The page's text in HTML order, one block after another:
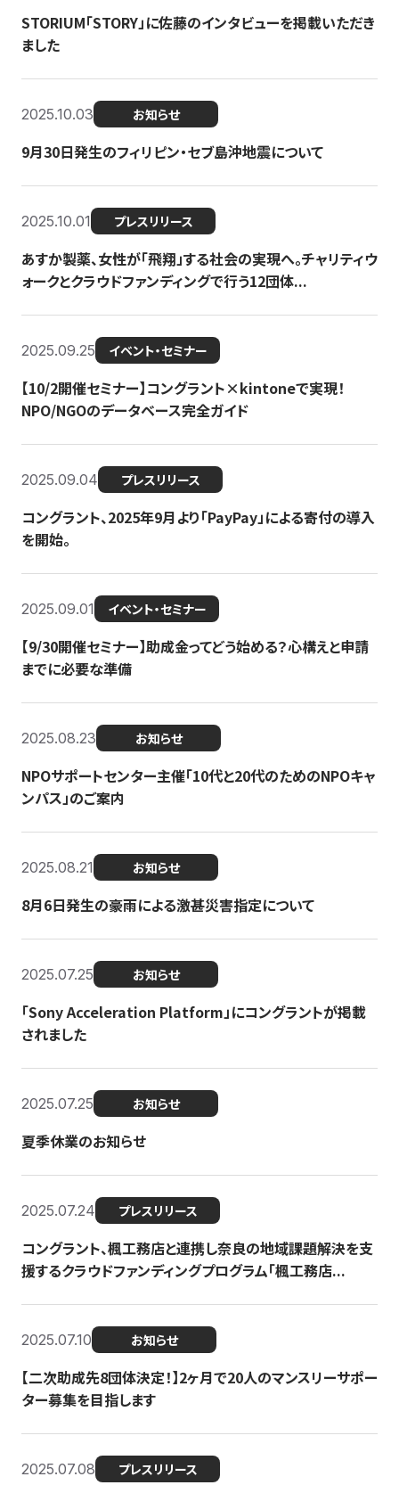
STORIUM「STORY」に佐藤のインタビューを掲載いただき
ました
2025.10.03 お知らせ
9月30日発生のフィリピン・セブ島沖地震について
2025.10.01 プレスリリース
あすか製薬、女性が「飛翔」する社会の実現へ。チャリティウ
ォークとクラウドファンディングで行う12団体...
2025.09.25 イベント・セミナー
【10/2開催セミナー】コングラント×kintoneで実現！
NPO/NGOのデータベース完全ガイド
2025.09.04 プレスリリース
コングラント、2025年9月より「PayPay」による寄付の導入
を開始。
2025.09.01 イベント・セミナー
【9/30開催セミナー】助成金ってどう始める？心構えと申請
までに必要な準備
2025.08.23 お知らせ
NPOサポートセンター主催「10代と20代のためのNPOキャ
ンパス」のご案内
2025.08.21 お知らせ
8月6日発生の豪雨による激甚災害指定について
2025.07.25 お知らせ
「Sony Acceleration Platform」にコングラントが掲載
されました
2025.07.25 お知らせ
夏季休業のお知らせ
2025.07.24 プレスリリース
コングラント、楓工務店と連携し奈良の地域課題解決を支
援するクラウドファンディングプログラム「楓工務店...
2025.07.10 お知らせ
【二次助成先8団体決定！】2ヶ月で20人のマンスリーサポー
ター募集を目指します
2025.07.08 プレスリリース